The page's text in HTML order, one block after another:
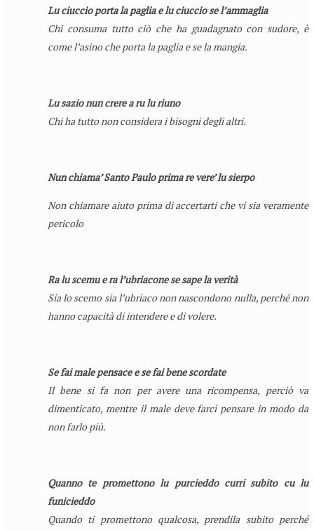
Lu ciuccio porta la paglia e lu ciuccio se l’ammaglia
Chi consuma tutto ciò che ha guadagnato con sudore, è
come l’asino che porta la paglia e se la mangia.
Lu sazio nun crere a ru lu riuno
Chi ha tutto non considera i bisogni degli altri.
Nun chiama’ Santo Paulo prima re vere’ lu sierpo
Non chiamare aiuto prima di accertarti che vi sia veramente
pericolo
Ra lu scemu e ra l’ubriacone se sape la verità
Sia lo scemo sia l’ubriaco non nascondono nulla, perché non
hanno capacità di intendere e di volere.
Se fai male pensace e se fai bene scordate
Il bene si fa non per avere una ricompensa, perciò va
dimenticato, mentre il male deve farci pensare in modo da
non farlo più.
Quanno te promettono lu purcieddo curri subito cu lu
funicieddo
Quando ti promettono qualcosa, prendila subito perché